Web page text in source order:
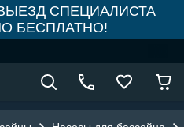
СПЕЦИАЛИСТА
БЕСПЛАТНО!